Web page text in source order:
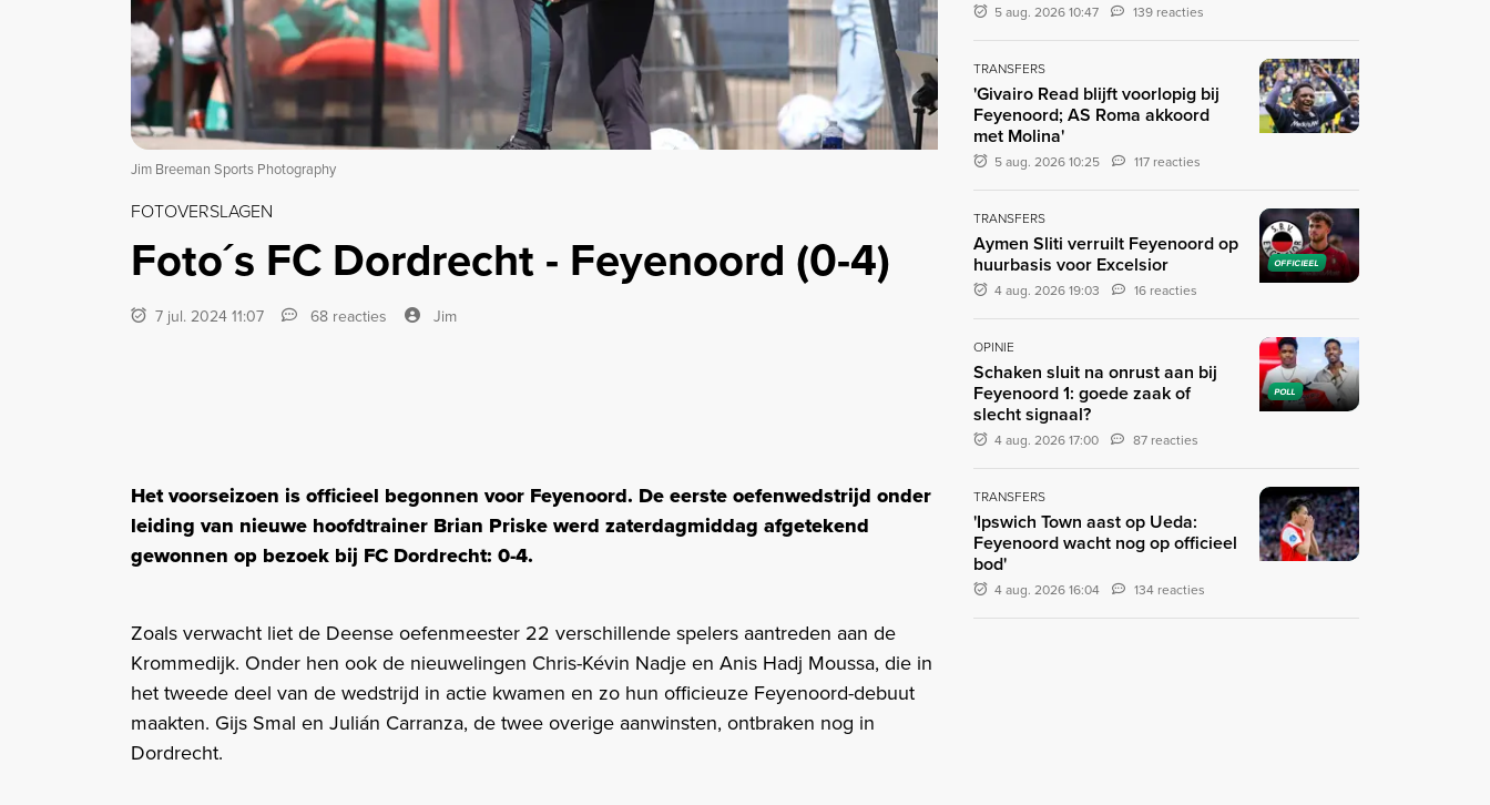
Jim Breeman Sports Photography
FOTOVERSLAGEN
Foto´s FC Dordrecht - Feyenoord (0-4)
7 jul. 2024 11:07 68 reacties Jim
Het voorseizoen is officieel begonnen voor Feyenoord. De eerste oefenwedstrijd onder
leiding van nieuwe hoofdtrainer Brian Priske werd zaterdagmiddag afgetekend
gewonnen op bezoek bij FC Dordrecht: 0-4.
Zoals verwacht liet de Deense oefenmeester 22 verschillende spelers aantreden aan de
Krommedijk. Onder hen ook de nieuwelingen Chris-Kévin Nadje en Anis Hadj Moussa, die in
het tweede deel van de wedstrijd in actie kwamen en zo hun officieuze Feyenoord-debuut
maakten. Gijs Smal en Julián Carranza, de twee overige aanwinsten, ontbraken nog in
Dordrecht.
5 aug. 2026 10:47 139 reacties
TRANSFERS
'Givairo Read blijft voorlopig bij
Feyenoord; AS Roma akkoord
met Molina'
5 aug. 2026 10:25 117 reacties
OFFICIEEL
TRANSFERS
Aymen Sliti verruilt Feyenoord op
huurbasis voor Excelsior
4 aug. 2026 19:03 16 reacties
POLL
OPINIE
Schaken sluit na onrust aan bij
Feyenoord 1: goede zaak of
slecht signaal?
4 aug. 2026 17:00 87 reacties
TRANSFERS
'Ipswich Town aast op Ueda:
Feyenoord wacht nog op officieel
bod'
4 aug. 2026 16:04 134 reacties